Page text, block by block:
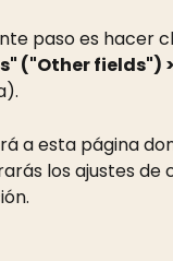
paso es hacer
("Other fields")
a esta página
los ajustes